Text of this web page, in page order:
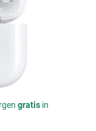
gratis in